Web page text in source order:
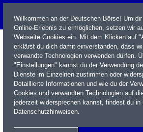
Name / WKN / ISIN / Kürzel
Willkommen an der Deutschen Börse! Um
Online-Erlebnis zu ermöglichen, setzen wir
Webseite Cookies ein. Mit dem Klicken auf
erklärst du dich damit einverstanden, dass
verwandte Technologien verwenden dürfen.
"Einstellungen" kannst du der Verwendung
Dienste im Einzelnen zustimmen oder
Detaillierte Informationen und wie du der
Cookies und verwandten Technologien auf
jederzeit widersprechen kannst, findest du in
Datenschutzhinweisen.